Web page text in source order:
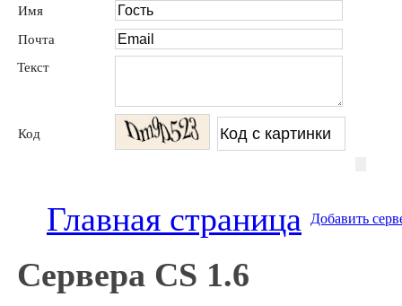
Имя
Почта
Текст
Код
Главная страница Добавить
Сервера CS 1.6